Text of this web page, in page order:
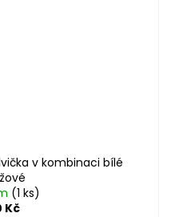
v kombinaci bílé
(1 ks)
Kč